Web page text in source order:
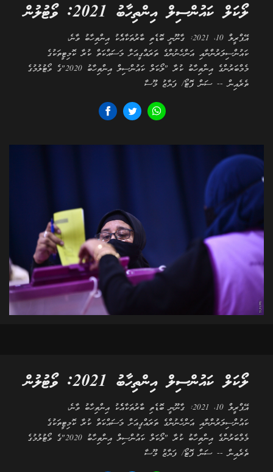
ލޯކަލް ކައުންސިލް އިންތިހާބު 2021: ވޯޓުލުން
އޭޕްރީލް 10، 2021: ގާނޫނީ ބޮޑެތި ބާރުތަކާއެެކު އިންތިހާބު ވާނެ،
ކައުންސިލަރުންނާއި އަންހެނުންގެ ތަރައްގީއަށް މަސައްކަތް ކުރާ ކޮމިޓީތަކުގެ
މެމްބަރުންގެ އިންތިހާބު ކުރާ "ލޯކަލް ކައުންސިލް އިންތިހާބު 2020"ގެ ވޯޓުލުމުގެ
ތެރެއިން -- ސަން ފޮޓޯ/ ފަޔާޒު މޫސާ
ލޯކަލް ކައުންސިލް އިންތިހާބު 2021: ވޯޓުލުން
އޭޕްރީލް 10، 2021: ގާނޫނީ ބޮޑެތި ބާރުތަކާއެެކު އިންތިހާބު ވާނެ،
ކައުންސިލަރުންނާއި އަންހެނުންގެ ތަރައްގީއަށް މަސައްކަތް ކުރާ ކޮމިޓީތަކުގެ
މެމްބަރުންގެ އިންތިހާބު ކުރާ "ލޯކަލް ކައުންސިލް އިންތިހާބު 2020"ގެ ވޯޓުލުމުގެ
ތެރެއިން -- ސަން ފޮޓޯ/ ފަޔާޒު މޫސާ